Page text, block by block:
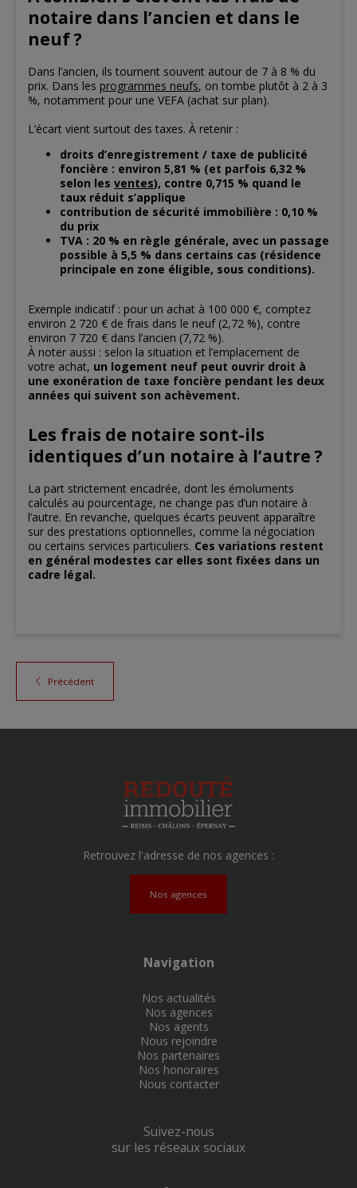
notaire dans l’ancien et dans le
neuf ?
Dans l’ancien, ils tournent souvent autour de 7 à 8 % du
prix. Dans les programmes neufs, on tombe plutôt à 2 à 3
%, notamment pour une VEFA (achat sur plan).
L’écart vient surtout des taxes. À retenir :
droits d’enregistrement / taxe de publicité
foncière : environ 5,81 % (et parfois 6,32 %
selon les ventes), contre 0,715 % quand le
taux réduit s’applique
contribution de sécurité immobilière : 0,10 %
du prix
TVA : 20 % en règle générale, avec un passage
possible à 5,5 % dans certains cas (résidence
principale en zone éligible, sous conditions).
Exemple indicatif : pour un achat à 100 000 €, comptez
environ 2 720 € de frais dans le neuf (2,72 %), contre
environ 7 720 € dans l’ancien (7,72 %).
À noter aussi : selon la situation et l’emplacement de
votre achat, un logement neuf peut ouvrir droit à
une exonération de taxe foncière pendant les deux
années qui suivent son achèvement.
Les frais de notaire sont-ils
identiques d’un notaire à l’autre ?
​La part strictement encadrée, dont les émoluments
calculés au pourcentage, ne change pas d’un notaire à
l’autre. En revanche, quelques écarts peuvent apparaître
sur des prestations optionnelles, comme la négociation
ou certains services particuliers. Ces variations restent
en général modestes car elles sont fixées dans un
cadre légal.
Précédent
Retrouvez l'adresse de nos agences :
Nos agences
Navigation
Nos actualités
Nos agences
Nos agents
Nous rejoindre
Nos partenaires
Nos honoraires
Nous contacter
Suivez-nous
sur les réseaux sociaux